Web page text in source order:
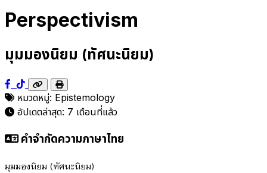
Perspectivism
มุมมองนิยม (ทัศนะนิยม)
หมวดหมู่: Epistemology
อัปเดตล่าสุด: 7 เดือนที่แล้ว
คำจำกัดความภาษาไทย
มุมมองนิยม (ทัศนะนิยม)